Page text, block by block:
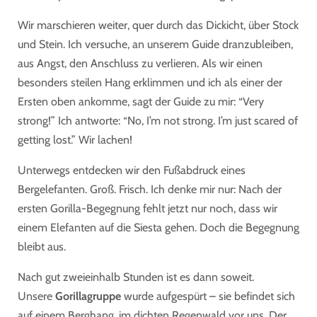
Wir marschieren weiter, quer durch das Dickicht, über Stock
und Stein. Ich versuche, an unserem Guide dranzubleiben,
aus Angst, den Anschluss zu verlieren. Als wir einen
besonders steilen Hang erklimmen und ich als einer der
Ersten oben ankomme, sagt der Guide zu mir: “Very
strong!” Ich antworte: “No, I’m not strong. I’m just scared of
getting lost.” Wir lachen!
Unterwegs entdecken wir den Fußabdruck eines
Bergelefanten. Groß. Frisch. Ich denke mir nur: Nach der
ersten Gorilla-Begegnung fehlt jetzt nur noch, dass wir
einem Elefanten auf die Siesta gehen. Doch die Begegnung
bleibt aus.
Nach gut zweieinhalb Stunden ist es dann soweit.
Unsere Gorillagruppe wurde aufgespürt – sie befindet sich